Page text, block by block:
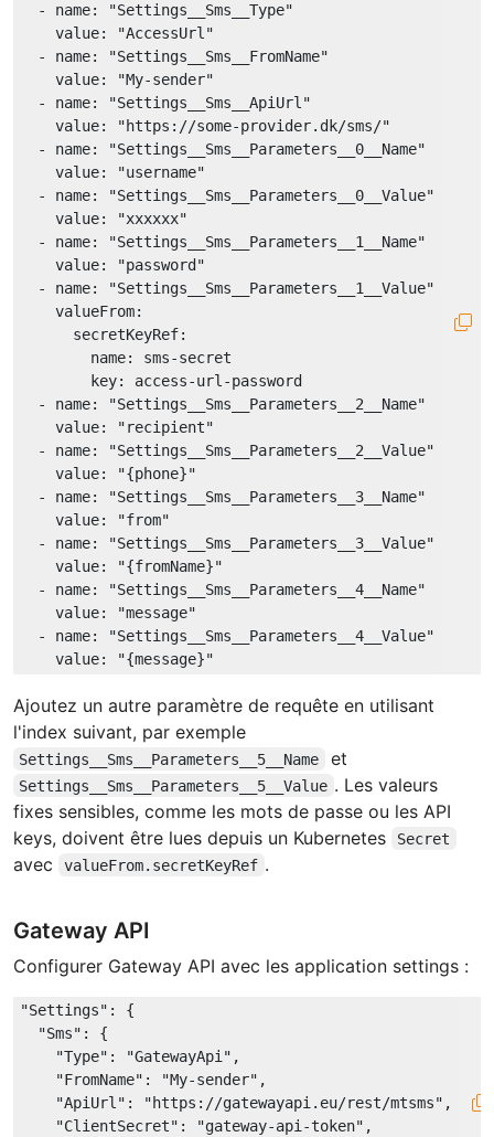
- name:
"Settings__Sms__Type"
value:
"AccessUrl"
-
name:
"Settings__Sms__FromName"
value:
"My-sender"
-
name:
"Settings__Sms__ApiUrl"
value:
"https://some-provider.dk/sms/"
-
name:
"Settings__Sms__Parameters__0__Name"
value:
"username"
-
name:
"Settings__Sms__Parameters__0__Value"
value:
"xxxxxx"
-
name:
"Settings__Sms__Parameters__1__Name"
value:
"password"
-
name:
"Settings__Sms__Parameters__1__Value"
valueFrom:
secretKeyRef:
name:
sms-secret
key:
access-url-password
-
name:
"Settings__Sms__Parameters__2__Name"
value:
"recipient"
-
name:
"Settings__Sms__Parameters__2__Value"
value:
"{phone}"
-
name:
"Settings__Sms__Parameters__3__Name"
value:
"from"
-
name:
"Settings__Sms__Parameters__3__Value"
value:
"{fromName}"
-
name:
"Settings__Sms__Parameters__4__Name"
value:
"message"
-
name:
"Settings__Sms__Parameters__4__Value"
value:
"{message}"
Ajoutez un autre paramètre de requête en utilisant
l'index suivant, par exemple
Settings__Sms__Parameters__5__Name et
Settings__Sms__Parameters__5__Value . Les valeurs
fixes sensibles, comme les mots de passe ou les API
keys, doivent être lues depuis un Kubernetes
Secret
avec valueFrom.secretKeyRef .
Gateway API
Configurer Gateway API avec les application settings :
"Settings" : {
"Sms" : {
"Type" : "GatewayApi" ,
"FromName" : "My-sender" ,
"ApiUrl" : "https://gatewayapi.eu/rest/mtsms" ,
"ClientSecret" : "gateway-api-token" ,